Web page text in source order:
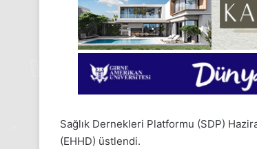
Sağlık Dernekleri Platformu (SDP)
(EHHD) üstlendi.